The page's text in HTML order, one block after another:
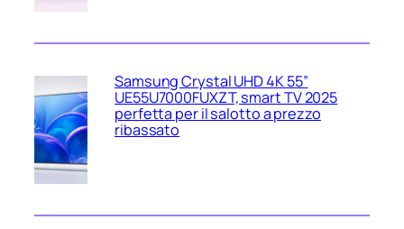
Samsung Crystal UHD 4K 55”
UE55U7000FUXZT, smart TV 2025
perfetta per il salotto a prezzo
ribassato